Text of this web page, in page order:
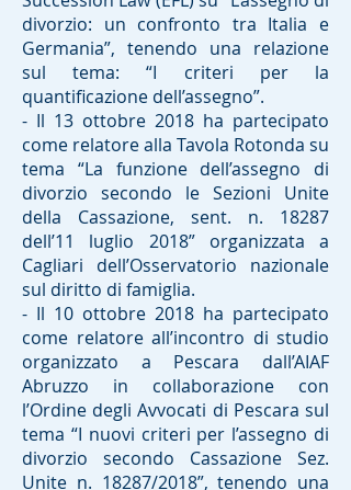
divorzio: un confronto tra Italia e
Germania”, tenendo una relazione
sul tema: “I criteri per la
quantificazione dell’assegno”.
- Il 13 ottobre 2018 ha partecipato
come relatore alla Tavola Rotonda su
tema “La funzione dell’assegno di
divorzio secondo le Sezioni Unite
della Cassazione, sent. n. 18287
dell’11 luglio 2018” organizzata a
Cagliari dell’Osservatorio nazionale
sul diritto di famiglia.
- Il 10 ottobre 2018 ha partecipato
come relatore all’incontro di studio
organizzato a Pescara dall’AIAF
Abruzzo in collaborazione con
l’Ordine degli Avvocati di Pescara sul
tema “I nuovi criteri per l’assegno di
divorzio secondo Cassazione Sez.
Unite n. 18287/2018”, tenendo una